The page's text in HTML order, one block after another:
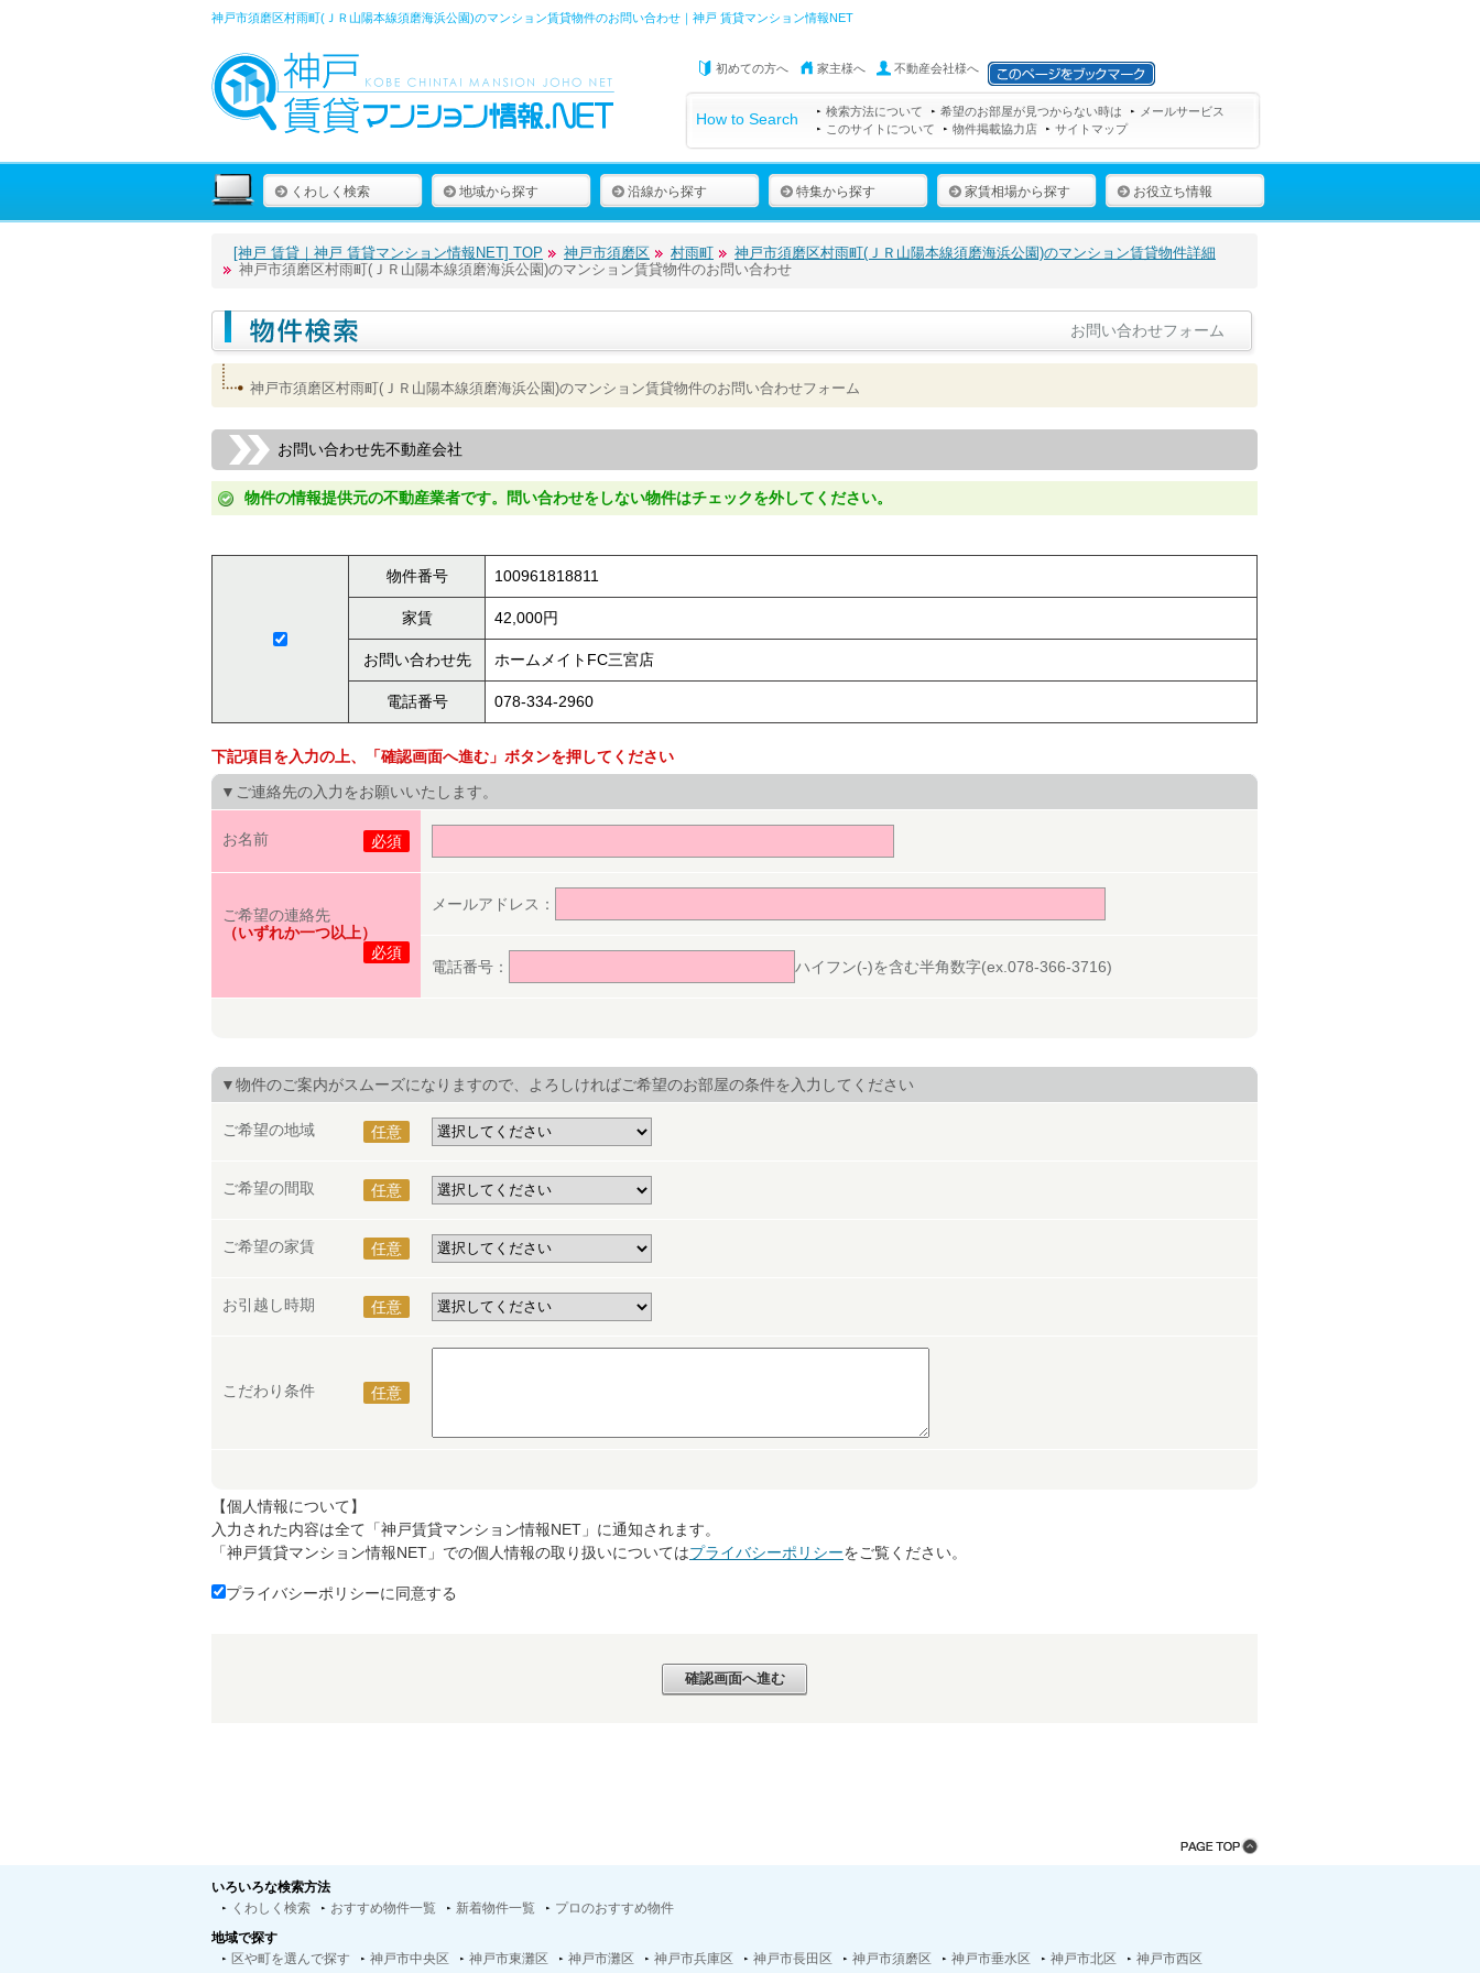
神戸市須磨区村雨町(ＪＲ山陽本線須磨海浜公園)のマンション賃貸物件のお問い合わせ｜神戸 賃貸マンション情報NET
初めての方へ 家主様へ 不動産会社様へ
How to Search 検索方法について 希望のお部屋が見つからない時は
メールサービス
このサイトについて
物件掲載協力店 サイトマップ
くわしく検索 地域から探す 沿線から探す 特集から探す 家賃相場から探す お役立ち情報
[神戸 賃貸｜神戸 賃貸マンション情報NET] TOP 神戸市須磨区 村雨町
神戸市須磨区村雨町(ＪＲ山陽本線須磨海浜公園)のマンション賃貸物件詳細
神戸市須磨区村雨町(ＪＲ山陽本線須磨海浜公園)のマンション賃貸物件のお問い合わせ
お問い合わせフォーム
神戸市須磨区村雨町(ＪＲ山陽本線須磨海浜公園)のマンション賃貸物件のお問い合わせフォーム
お問い合わせ先不動産会社
物件の情報提供元の不動産業者です。問い合わせをしない物件はチェックを外してください。
物件番号 100961818811
家賃 42,000円
お問い合わせ先 ホームメイトFC三宮店
電話番号 078-334-2960
下記項目を入力の上、「確認画面へ進む」ボタンを押してください
▼ご連絡先の入力をお願いいたします。
お名前 必須
ご希望の連絡先
（いずれか一つ以上）
必須
メールアドレス：
電話番号： ハイフン(-)を含む半角数字(ex.078-366-3716)
▼物件のご案内がスムーズになりますので、よろしければご希望のお部屋の条件を入力してください
ご希望の地域 任意
ご希望の間取 任意
ご希望の家賃 任意
お引越し時期 任意
こだわり条件 任意
【個人情報について】
入力された内容は全て「神戸賃貸マンション情報NET」に通知されます。
「神戸賃貸マンション情報NET」での個人情報の取り扱いについてはプライバシーポリシーをご覧ください。
プライバシーポリシーに同意する
いろいろな検索方法
くわしく検索
おすすめ物件一覧 新着物件一覧
プロのおすすめ物件
地域で探す
区や町を選んで探す
神戸市中央区 神戸市東灘区 神戸市灘区 神戸市兵庫区 神戸市長田区 神戸市須磨区 神戸市垂水区 神戸市北区 神戸市西区